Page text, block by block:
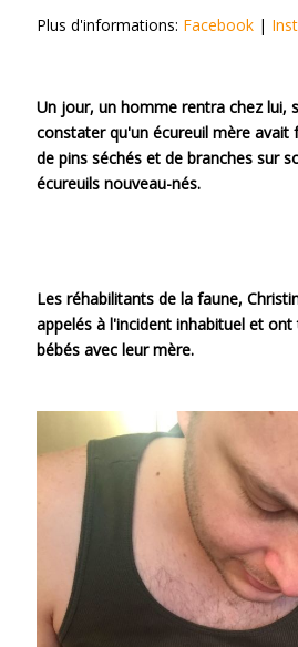
Plus d'informations: Facebook |
Un jour, un homme rentra chez lui,
constater qu'un écureuil mère avait
de pins séchés et de branches sur
écureuils nouveau-nés.
Les réhabilitants de la faune,
appelés à l'incident inhabituel et
bébés avec leur mère.